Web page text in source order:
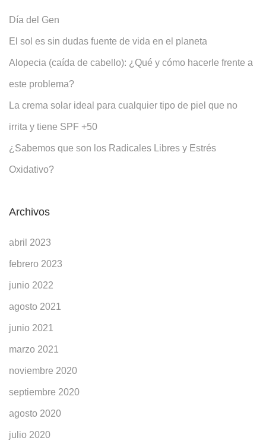
Día del Gen
El sol es sin dudas fuente de vida en el planeta
Alopecia (caída de cabello): ¿Qué y cómo hacerle frente a
este problema?
La crema solar ideal para cualquier tipo de piel que no
irrita y tiene SPF +50
¿Sabemos que son los Radicales Libres y Estrés
Oxidativo?
Archivos
abril 2023
febrero 2023
junio 2022
agosto 2021
junio 2021
marzo 2021
noviembre 2020
septiembre 2020
agosto 2020
julio 2020